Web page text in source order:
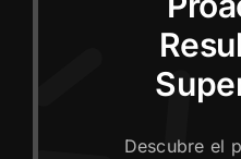
Descubre el